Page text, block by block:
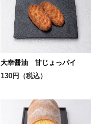
大幸醤油 甘じょっパイ
130円（税込）